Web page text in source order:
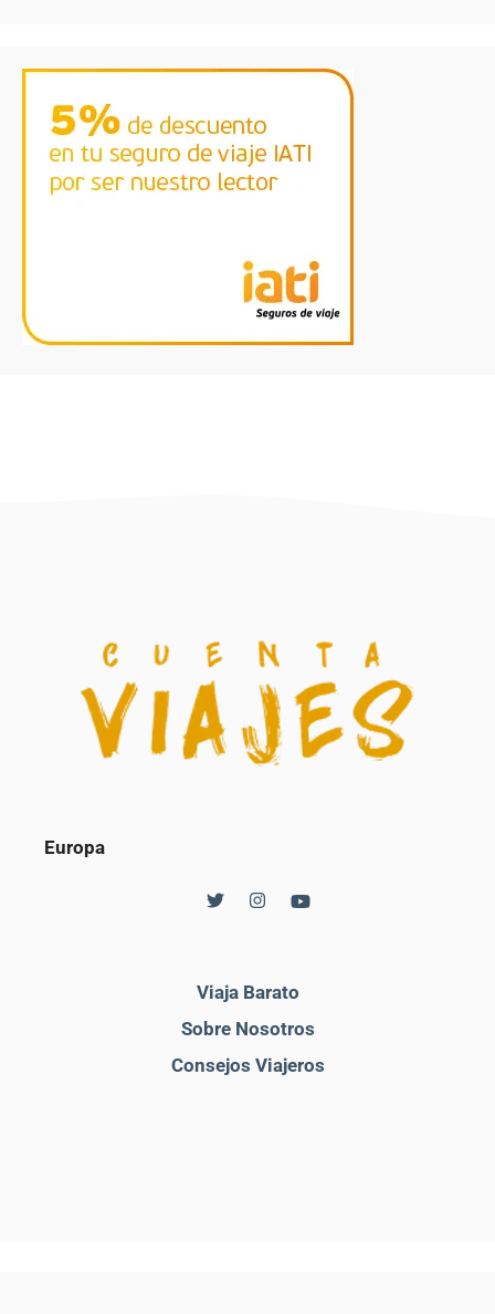
Europa
Viaja Barato
Sobre Nosotros
Consejos Viajeros